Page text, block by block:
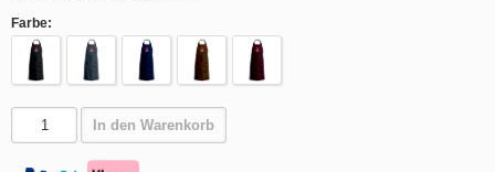
Farbe:
In den Warenkorb